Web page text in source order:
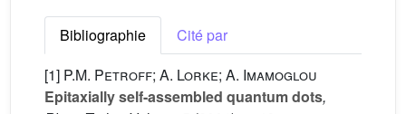
Bibliographie
Cité par
[1] P.M. Petroff; A. Lorke; A. Imamoglou
Epitaxially self-assembled quantum dots,